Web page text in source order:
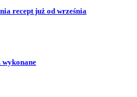
recept już od września
wykonane